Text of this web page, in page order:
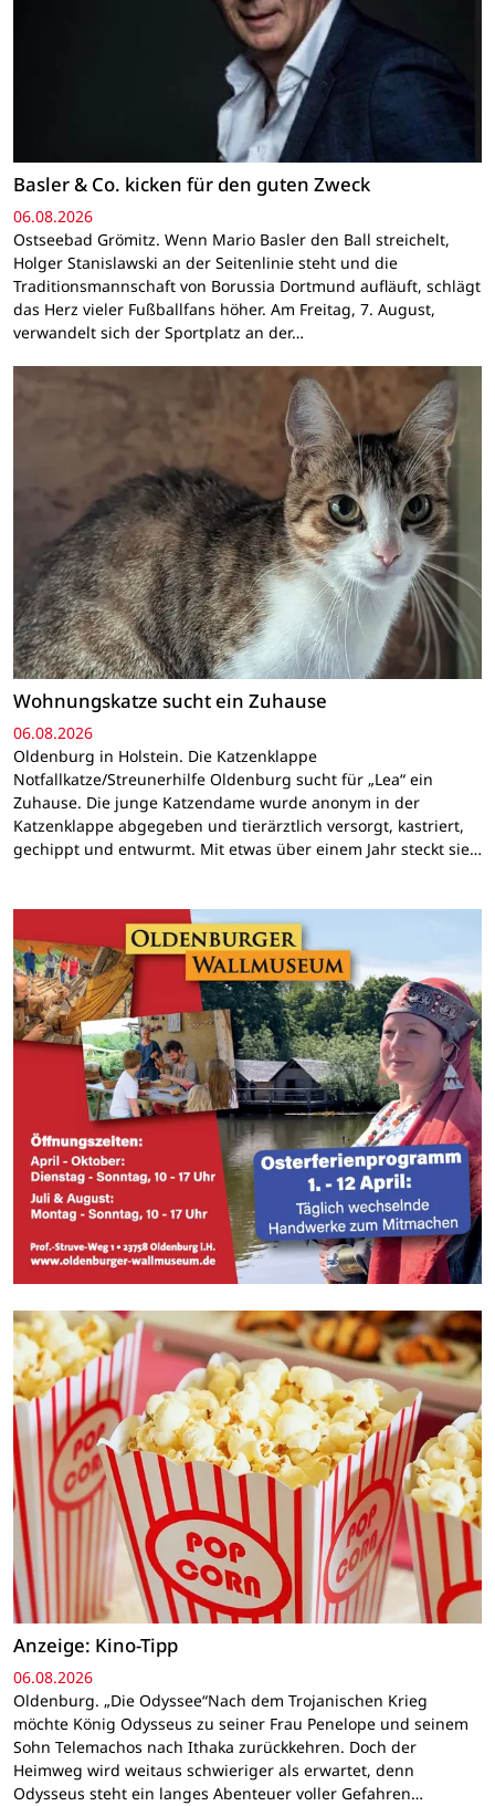
Basler & Co. kicken für den guten Zweck
06.08.2026
Ostseebad Grömitz. Wenn Mario Basler den Ball streichelt,
Holger Stanislawski an der Seitenlinie steht und die
Traditionsmannschaft von Borussia Dortmund aufläuft, schlägt
das Herz vieler Fußballfans höher. Am Freitag, 7. August,
verwandelt sich der Sportplatz an der…
Wohnungskatze sucht ein Zuhause
06.08.2026
Oldenburg in Holstein. Die Katzenklappe
Notfallkatze/Streunerhilfe Oldenburg sucht für „Lea“ ein
Zuhause. Die junge Katzendame wurde anonym in der
Katzenklappe abgegeben und tierärztlich versorgt, kastriert,
gechippt und entwurmt. Mit etwas über einem Jahr steckt sie…
Anzeige: Kino-Tipp
06.08.2026
Oldenburg. „Die Odyssee“Nach dem Trojanischen Krieg
möchte König Odysseus zu seiner Frau Penelope und seinem
Sohn Telemachos nach Ithaka zurückkehren. Doch der
Heimweg wird weitaus schwieriger als erwartet, denn
Odysseus steht ein langes Abenteuer voller Gefahren…